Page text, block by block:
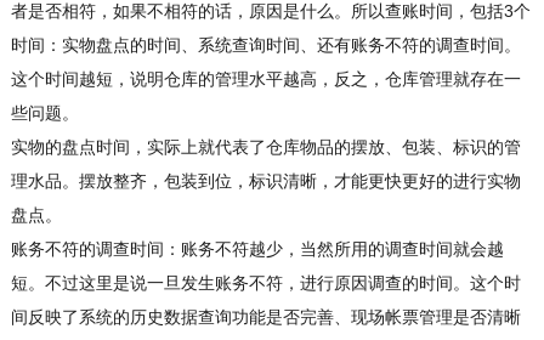
者是否相符，如果不相符的话，原因是什么。所以查账时间，包括3个
时间：实物盘点的时间、系统查询时间、还有账务不符的调查时间。
这个时间越短，说明仓库的管理水平越高，反之，仓库管理就存在一
些问题。
实物的盘点时间，实际上就代表了仓库物品的摆放、包装、标识的管
理水品。摆放整齐，包装到位，标识清晰，才能更快更好的进行实物
盘点。
账务不符的调查时间：账务不符越少，当然所用的调查时间就会越
短。不过这里是说一旦发生账务不符，进行原因调查的时间。这个时
间反映了系统的历史数据查询功能是否完善、现场帐票管理是否清晰